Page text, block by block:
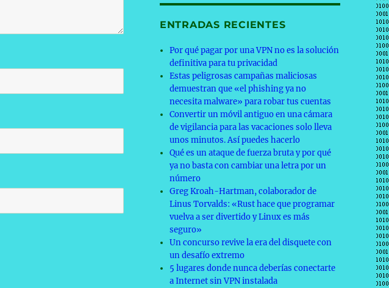
ENTRADAS RECIENTES
Por qué pagar por una VPN no es la solución
definitiva para tu privacidad
Estas peligrosas campañas maliciosas
demuestran que «el phishing ya no
necesita malware» para robar tus cuentas
Convertir un móvil antiguo en una cámara
de vigilancia para las vacaciones solo lleva
unos minutos. Así puedes hacerlo
Qué es un ataque de fuerza bruta y por qué
ya no basta con cambiar una letra por un
número
Greg Kroah-Hartman, colaborador de
Linus Torvalds: «Rust hace que programar
vuelva a ser divertido y Linux es más
seguro»
Un concurso revive la era del disquete con
un desafío extremo
5 lugares donde nunca deberías conectarte
a Internet sin VPN instalada